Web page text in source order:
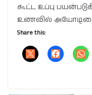
கூட்ட உப்பு
உணவில்
Share this: